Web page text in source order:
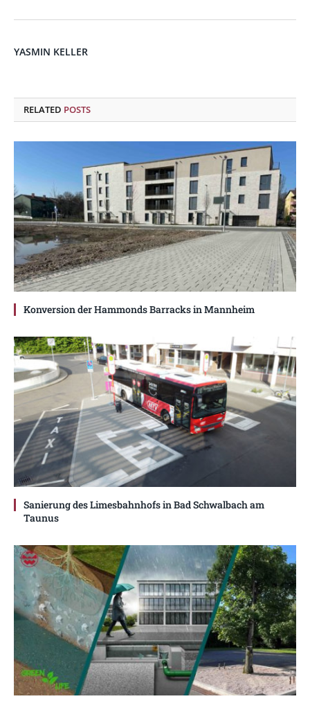
YASMIN KELLER
RELATED POSTS
Konversion der Hammonds Barracks in Mannheim
Sanierung des Limesbahnhofs in Bad Schwalbach am
Taunus